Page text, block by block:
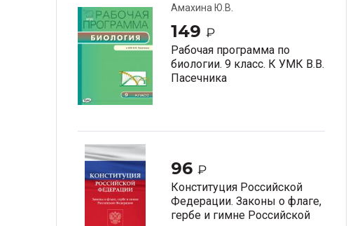
Амахина Ю.В.
149 ₽
Рабочая программа по
биологии. 9 класс. К УМК В.В.
Пасечника
96 ₽
Конституция Российской
Федерации. Законы о флаге,
гербе и гимне Российской